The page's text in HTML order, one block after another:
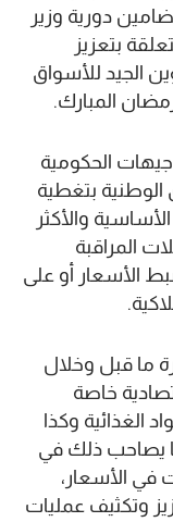
دورية وزير
بتاريخ 22/12/2025، المتعلقة بتعزيز
الجيد للأسواق
المبارك.
الحكومية
بتغطية
والأكثر
المراقبة
الأسعار أو على
ما قبل وخلال
خاصة
الغذائية وكذا
يصاحب ذلك في
في الأسعار،
وتكثيف عمليات